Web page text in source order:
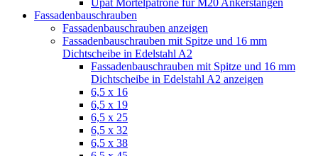
Fassadenbauschrauben
Fassadenbauschrauben anzeigen
Fassadenbauschrauben mit Spitze und 16 mm
Dichtscheibe in Edelstahl A2
Fassadenbauschrauben mit Spitze und 16 mm
Dichtscheibe in Edelstahl A2 anzeigen
6,5 x 16
6,5 x 19
6,5 x 25
6,5 x 32
6,5 x 38